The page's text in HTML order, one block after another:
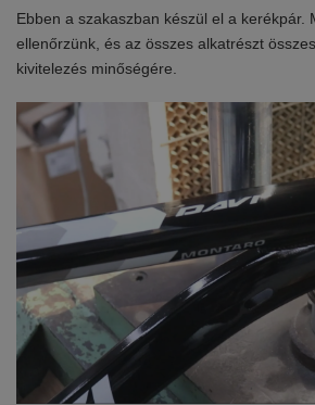
Ebben a szakaszban készül el a kerékpár.
ellenőrzünk, és az összes alkatrészt
kivitelezés minőségére.